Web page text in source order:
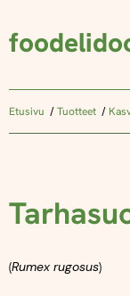
Etusivu Tuotteet
(Rumex rugosus)